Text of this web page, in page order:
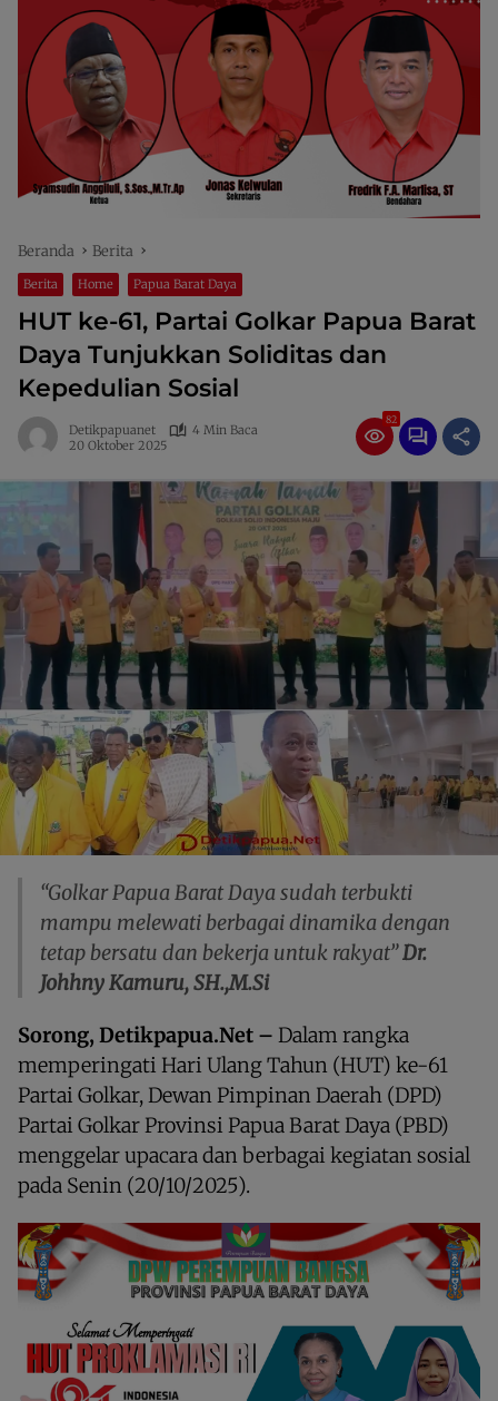
Beranda Berita
Berita Home Papua Barat Daya
HUT ke-61, Partai Golkar Papua Barat
Daya Tunjukkan Soliditas dan
Kepedulian Sosial
Detikpapuanet
4 Min Baca
20 Oktober 2025
82
“Golkar Papua Barat Daya sudah terbukti
mampu melewati berbagai dinamika dengan
tetap bersatu dan bekerja untuk rakyat”Dr.
Johhny Kamuru, SH.,M.Si
Sorong, Detikpapua.Net – Dalam rangka
memperingati Hari Ulang Tahun (HUT) ke-61
Partai Golkar, Dewan Pimpinan Daerah (DPD)
Partai Golkar Provinsi Papua Barat Daya (PBD)
menggelar upacara dan berbagai kegiatan sosial
pada Senin (20/10/2025).